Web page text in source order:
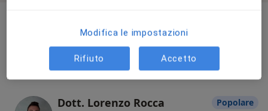
Dott. Lorenzo Rocca Popolare
Modifica le impostazioni
Rifiuto Accetto